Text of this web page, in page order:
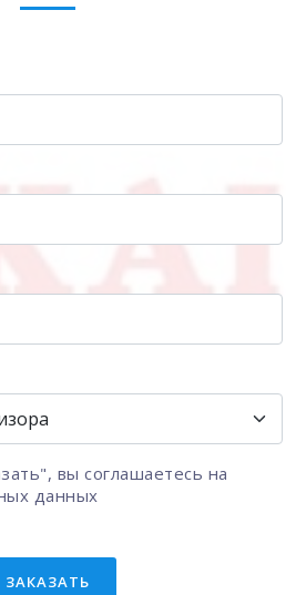
вы соглашаетесь на
данных
ЗАКАЗАТЬ